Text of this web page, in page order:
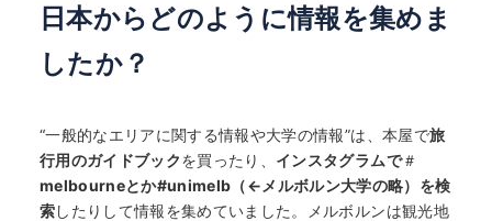
日本からどのように情報を集めま
したか？
“一般的なエリアに関する情報や大学の情報”は、本屋で旅
行用のガイドブックを買ったり、 インスタグラムで＃
melbourneとか#unimelb（←メルボルン大学の略）を検
索したりして情報を集めていました。メルボルンは観光地